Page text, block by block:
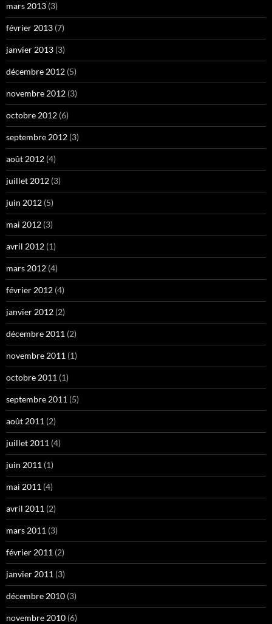
mars 2013 (3)
février 2013 (7)
janvier 2013 (3)
décembre 2012 (5)
novembre 2012 (3)
octobre 2012 (6)
septembre 2012 (3)
août 2012 (4)
juillet 2012 (3)
juin 2012 (5)
mai 2012 (3)
avril 2012 (1)
mars 2012 (4)
février 2012 (4)
janvier 2012 (2)
décembre 2011 (2)
novembre 2011 (1)
octobre 2011 (1)
septembre 2011 (5)
août 2011 (2)
juillet 2011 (4)
juin 2011 (1)
mai 2011 (4)
avril 2011 (2)
mars 2011 (3)
février 2011 (2)
janvier 2011 (3)
décembre 2010 (3)
novembre 2010 (6)